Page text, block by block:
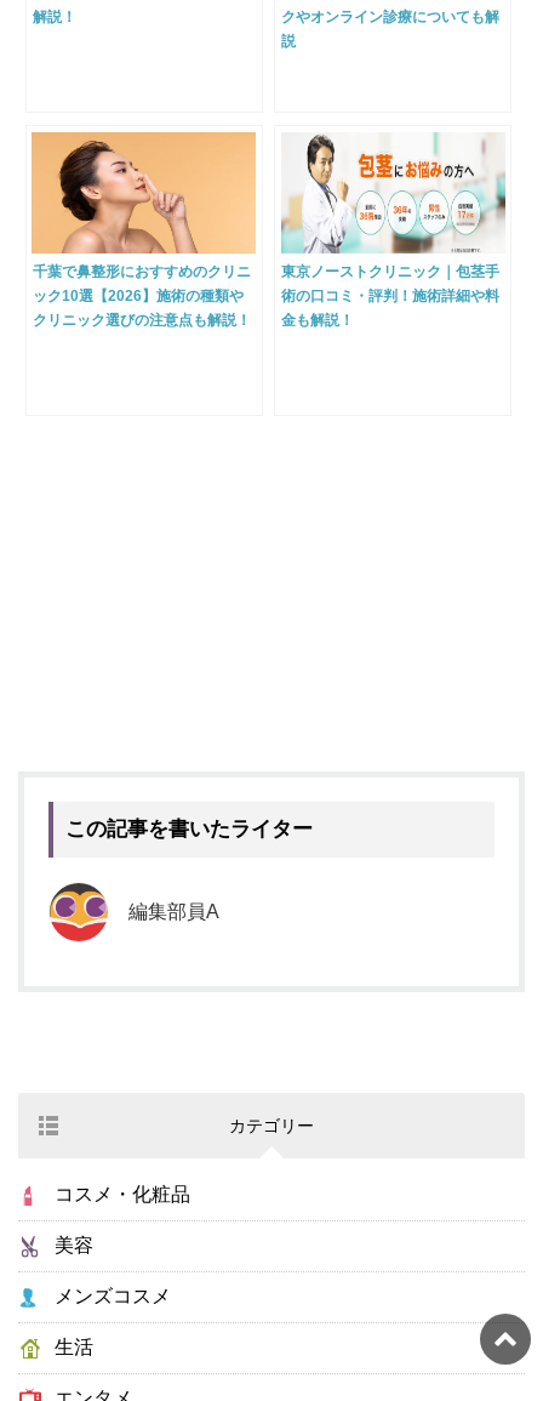
解説！
クやオンライン診療についても解
説
千葉で鼻整形におすすめのクリニ
ック10選【2026】施術の種類や
クリニック選びの注意点も解説！
東京ノーストクリニック｜包茎手
術の口コミ・評判！施術詳細や料
金も解説！
この記事を書いたライター
編集部員A
カテゴリー
コスメ・化粧品
美容
メンズコスメ
生活